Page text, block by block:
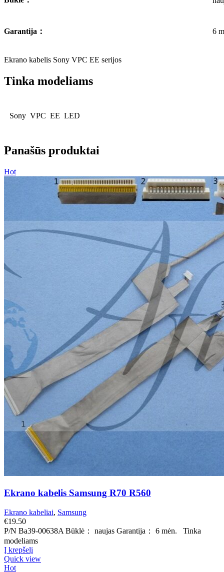
Garantija ： 6
Ekrano kabelis Sony VPC EE serijos
Tinka modeliams
Sony VPC EE LED
Panašūs produktai
Hot
Ekrano kabelis Samsung R70 R560
Ekrano kabeliai, Samsung
€19.50
P/N Ba39-00638A Būklė： naujas Garantija： 6 mėn. Tinka
modeliams
Į krepšelį
Quick view
Hot